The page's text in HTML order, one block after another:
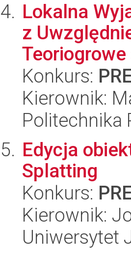
Lokalna
z
Konkurs:
Kierownik:
Politechnika
Edycja
Splatting
Konkurs:
Kierownik:
Uniwersytet